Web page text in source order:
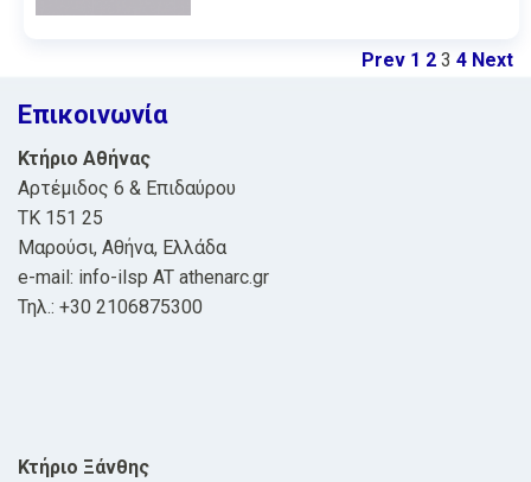
Prev 1 2 3 4 Next
Επικοινωνία
Κτήριο Αθήνας
Αρτέμιδος 6 & Επιδαύρου
ΤΚ 151 25
Μαρούσι, Αθήνα, Ελλάδα
e-mail: info-ilsp AT athenarc.gr
Τηλ.: +30 2106875300
Κτήριο Ξάνθης